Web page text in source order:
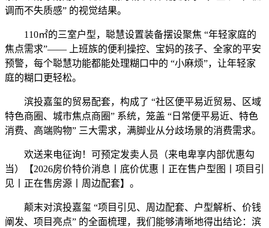
调而不失质感” 的视觉结果。
110㎡的三室户型，聪慧设置装备摆设聚焦 “年轻家庭的
焦点需求”—— 上班族的便利操控、宝妈的孩子、全家的平安
预警，每个聪慧功能都能处理糊口中的 “小麻烦”，让年轻家
庭的糊口更轻松。
滨投嘉玺的贸易配套，构成了 “社区便平易近贸易、区域
特色商圈、城市焦点商圈” 系统，笼盖 “日常便平易近、特色
消费、高端购物” 三大需求，满脚业从分歧场景的消费需求。
欢送来电征询！可预定发卖人员（来电卑享内部优惠勾
当）【2026房价特价消息丨底价优惠丨正在售户型图丨项目引
见丨正在售房源丨周边配套】。
颠末对滨投嘉玺 “项目引见、周边配套、户型解析、价钱
阐发、项目亮点” 的全面梳理，我们能够清晰地得出结论：滨